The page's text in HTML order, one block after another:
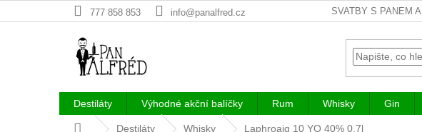
na
777 858 853 info@panalfred.cz SVATBY S PANEM
Destiláty Výhodné akční balíčky Rum Whisky Gin
Domů Destiláty Whisky Laphroaig 10 YO 40% 0,7l